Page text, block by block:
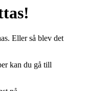
Eller så blev det
kan du gå till